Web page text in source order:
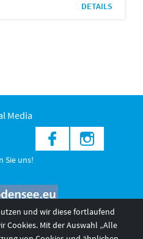
DETAILS
Media
Sie uns!
und wir diese fortlaufend
Cookies. Mit der Auswahl „Alle